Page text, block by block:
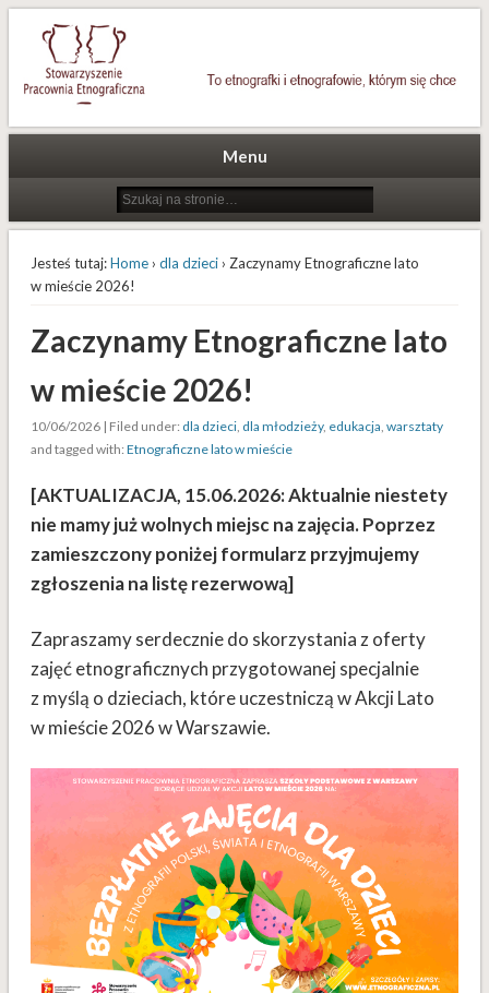
Stowarzyszenie Pracownia
Etnograficzna
To etnografki i etnografowie, którym się chce
Menu
Jesteś tutaj:Home› dla dzieci› Zaczynamy Etnograficzne lato
w mieście 2026!
Zaczynamy Etnograficzne lato
w mieście 2026!
10/06/2026 | Filed under: dla dzieci, dla młodzieży, edukacja, warsztaty
and tagged with: Etnograficzne lato w mieście
[AKTUALIZACJA, 15.06.2026: Aktualnie niestety
nie mamy już wolnych miejsc na zajęcia. Poprzez
zamieszczony poniżej formularz przyjmujemy
zgłoszenia na listę rezerwową]
Zapraszamy serdecznie do skorzystania z oferty
zajęć etnograficznych przygotowanej specjalnie
z myślą o dzieciach, które uczestniczą w Akcji Lato
w mieście 2026 w Warszawie.